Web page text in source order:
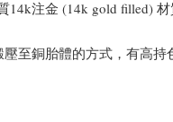
14k注金 (14k gold filled) 材
至銅胎體的方式，有高持